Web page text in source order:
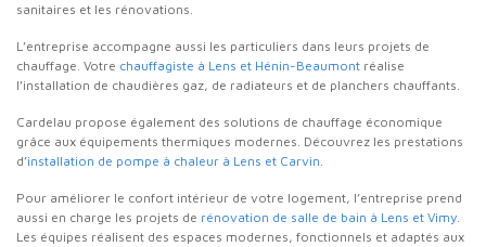
sanitaires et les rénovations.
L’entreprise accompagne aussi les particuliers dans leurs projets de
chauffage. Votre chauffagiste à Lens et Hénin-Beaumont réalise
l’installation de chaudières gaz, de radiateurs et de planchers chauffants.
Cardelau propose également des solutions de chauffage économique
grâce aux équipements thermiques modernes. Découvrez les prestations
d’installation de pompe à chaleur à Lens et Carvin.
Pour améliorer le confort intérieur de votre logement, l’entreprise prend
aussi en charge les projets de rénovation de salle de bain à Lens et Vimy.
Les équipes réalisent des espaces modernes, fonctionnels et adaptés aux